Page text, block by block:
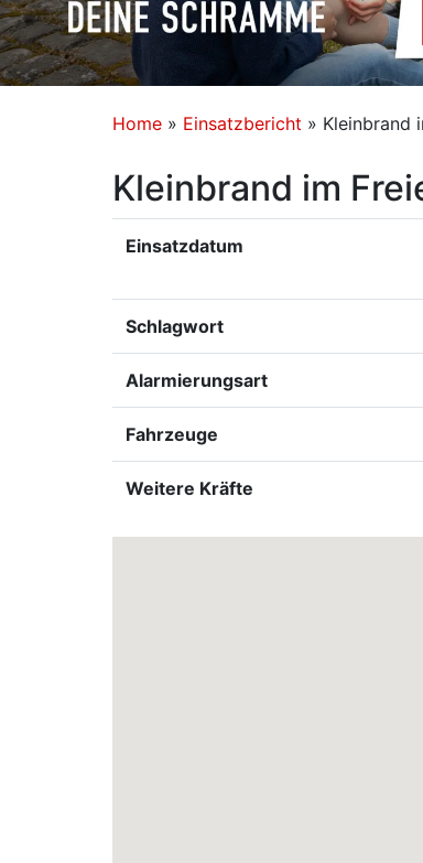
Home » Einsatzbericht » Kleinbrand
Kleinbrand im
Einsatzdatum
Schlagwort
Alarmierungsart
Fahrzeuge
Weitere Kräfte